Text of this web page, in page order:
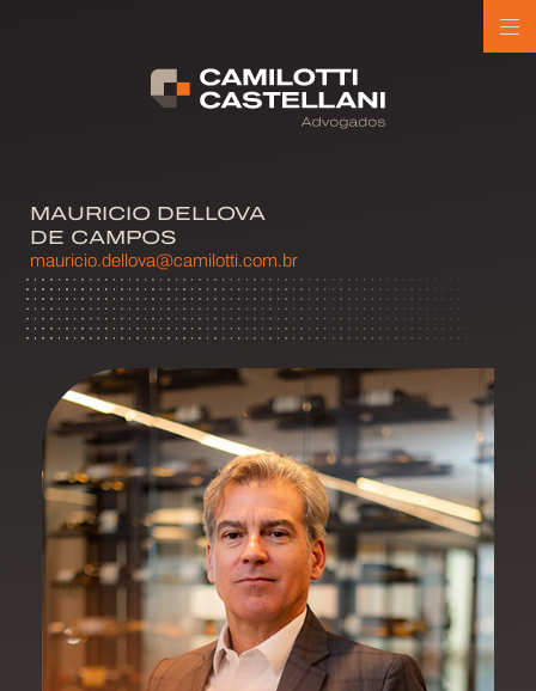
MAURICIO DELLOVA
DE CAMPOS
mauricio.dellova@camilotti.com.br